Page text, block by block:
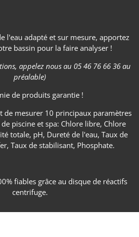
l'eau adapté et sur mesure, apportez
bassin pour la faire analyser !
appelez nous au 05 46 76 66 36 au
préalable)
de produits garantie !
de mesurer 10 principaux paramètres
piscine et spa: Chlore libre, Chlore
totale, pH, Dureté de l'eau, Taux de
Taux de stabilisant, Phosphate.
fiables grâce au disque de réactifs
centrifuge.